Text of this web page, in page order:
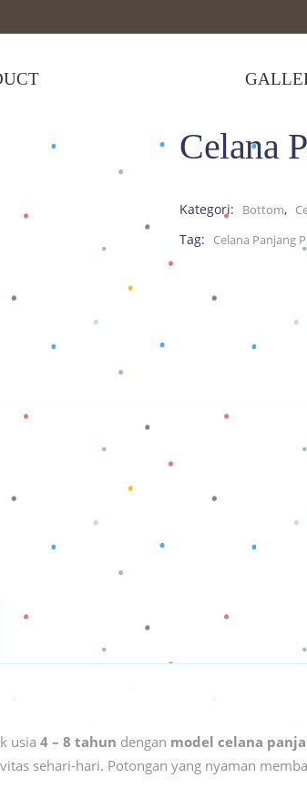
Panjang Panpan Grey Celana
Kategori: Bottom,
Tag: Celana Panjang
usia 4 – 8 tahun dengan model celana
sehari-hari. Potongan yang nyaman